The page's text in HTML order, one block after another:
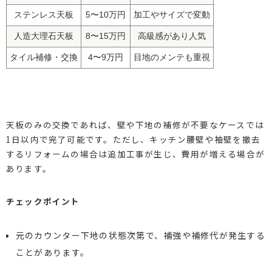
ステンレス天板 5〜10万円 加工やサイズで変動
人造大理石天板 8〜15万円 高級感があり人気
タイル補修・交換 4〜9万円 目地のメンテも重視
天板のみの交換であれば、壁や下地の補修が不要なケースでは
1日以内で完了可能です。ただし、キッチン腰壁や袖壁を撤去
するリフォームの場合は追加工事が生じ、費用が増える場合が
あります。
チェックポイント
元のカウンター下地の状態次第で、補強や補修代が発生する
ことがあります。